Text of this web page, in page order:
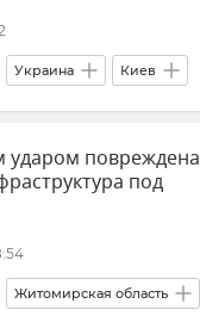
область
Украина Киев
Полтавская область
электроэнергии
повреждена
под
Житомирская область